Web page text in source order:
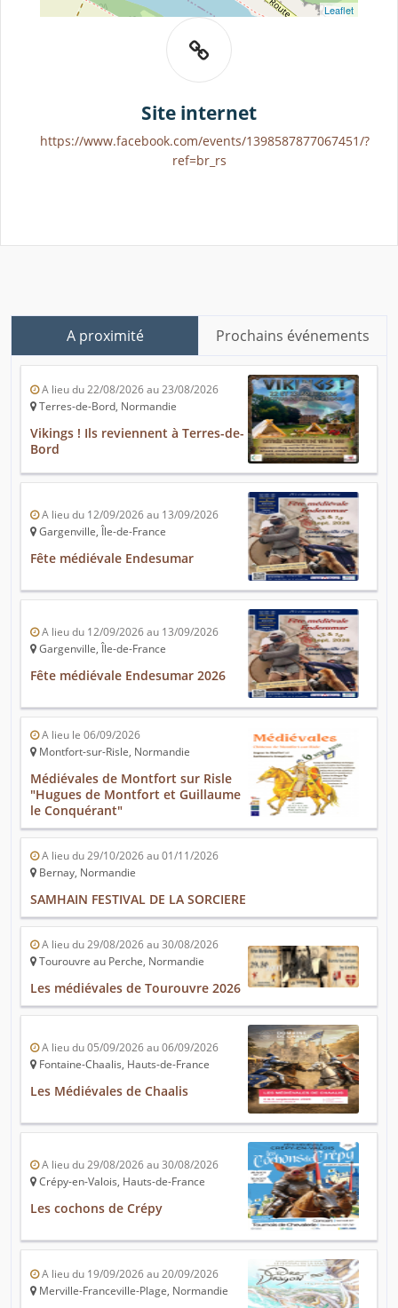
Leaflet
Site internet
https://www.facebook.com/events/1398587877067451/?
ref=br_rs
A proximité Prochains événements
A lieu du 22/08/2026 au 23/08/2026
Terres-de-Bord, Normandie
Vikings ! Ils reviennent à Terres-de-
Bord
A lieu du 12/09/2026 au 13/09/2026
Gargenville, Île-de-France
Fête médiévale Endesumar
A lieu du 12/09/2026 au 13/09/2026
Gargenville, Île-de-France
Fête médiévale Endesumar 2026
A lieu le 06/09/2026
Montfort-sur-Risle, Normandie
Médiévales de Montfort sur Risle
"Hugues de Montfort et Guillaume
le Conquérant"
A lieu du 29/10/2026 au 01/11/2026
Bernay, Normandie
SAMHAIN FESTIVAL DE LA SORCIERE
A lieu du 29/08/2026 au 30/08/2026
Tourouvre au Perche, Normandie
Les médiévales de Tourouvre 2026
A lieu du 05/09/2026 au 06/09/2026
Fontaine-Chaalis, Hauts-de-France
Les Médiévales de Chaalis
A lieu du 29/08/2026 au 30/08/2026
Crépy-en-Valois, Hauts-de-France
Les cochons de Crépy
A lieu du 19/09/2026 au 20/09/2026
Merville-Franceville-Plage, Normandie